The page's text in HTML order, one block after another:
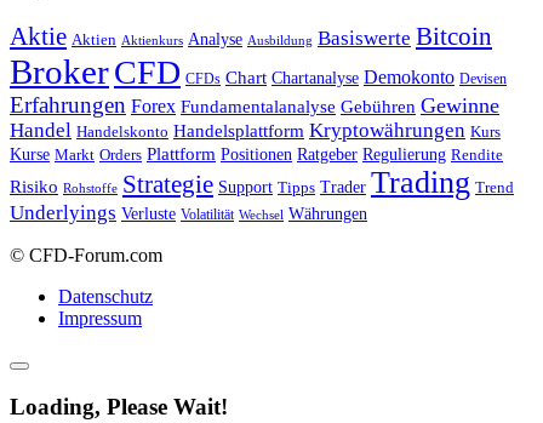
Aktie Aktien Aktienkurs Analyse Ausbildung Basiswerte Bitcoin
BrokerCFD CFDs Chart Chartanalyse Demokonto Devisen
Erfahrungen Forex Fundamentalanalyse Gebühren Gewinne
Handel Handelskonto Handelsplattform Kryptowährungen Kurs
Kurse Markt Orders Plattform Positionen Ratgeber Regulierung Rendite
Risiko Rohstoffe Strategie Support Tipps Trader Trading Trend
Underlyings Verluste Volatilität Wechsel Währungen
© CFD-Forum.com
Datenschutz
Impressum
Loading, Please Wait!